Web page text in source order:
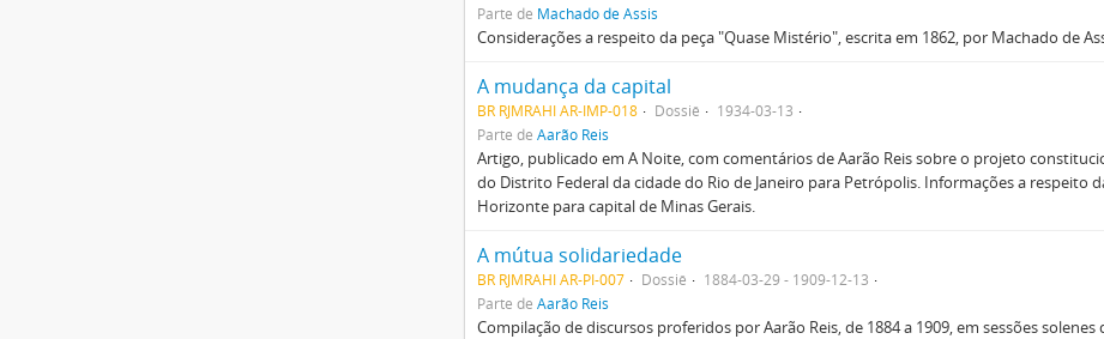
Parte de Machado de Assis
Considerações a respeito da peça "Quase Mistério", escrita em 1862, por Machado de
A mudança da capital
BR RJMRAHI AR-IMP-018 Dossiê
1934-03-13
Parte de Aarão Reis
Artigo, publicado em A Noite, com comentários de Aarão Reis sobre o projeto
do Distrito Federal da cidade do Rio de Janeiro para Petrópolis. Informações a respeito
Horizonte para capital de Minas Gerais.
A mútua solidariedade
BR RJMRAHI AR-PI-007 Dossiê
1884-03-29 - 1909-12-13
Parte de Aarão Reis
Compilação de discursos proferidos por Aarão Reis, de 1884 a 1909, em sessões solenes